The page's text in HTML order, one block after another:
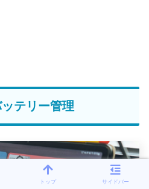
テリー管理
トップ サイドバー